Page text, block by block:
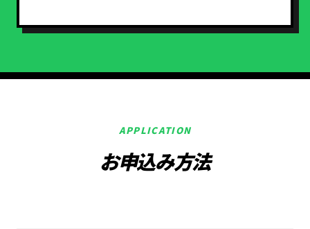
APPLICATION
お申込み方法